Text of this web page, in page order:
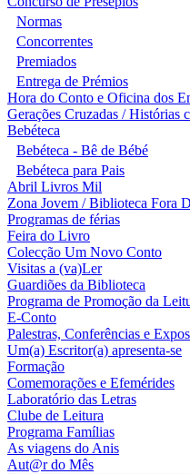
Normas
Concorrentes
Premiados
Entrega de Prémios
Hora do Conto e Oficina dos
Gerações Cruzadas / Histórias
Bebéteca
Bebéteca - Bê de Bébé
Bebéteca para Pais
Abril Livros Mil
Zona Jovem / Biblioteca Fora
Programas de férias
Feira do Livro
Colecção Um Novo Conto
Visitas a (va)Ler
Guardiões da Biblioteca
Programa de Promoção da
E-Conto
Palestras, Conferências e
Um(a) Escritor(a) apresenta-se
Formação
Comemorações e Efemérides
Laboratório das Letras
Clube de Leitura
Programa Famílias
As viagens do Anis
Aut@r do Mês